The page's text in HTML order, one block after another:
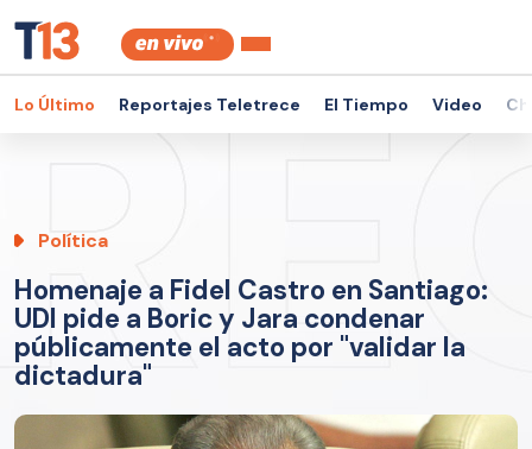
Lo Último Reportajes Teletrece El Tiempo Video
Política
Homenaje a Fidel Castro en Santiago:
UDI pide a Boric y Jara condenar
públicamente el acto por "validar la
dictadura"